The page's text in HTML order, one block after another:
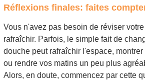
Réflexions finales: faites
Vous n'avez pas besoin de réviser
rafraîchir. Parfois, le simple fait de
douche peut rafraîchir l'espace,
ou rendre vos matins un peu plus
Alors, en doute, commencez par cette